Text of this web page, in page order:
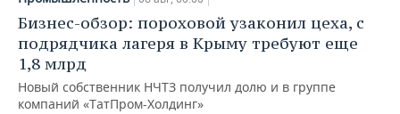
Бизнес-обзор: пороховой узаконил цеха, с
подрядчика лагеря в Крыму требуют еще
1,8 млрд
Новый собственник НЧТЗ получил долю и в группе
компаний «ТатПром-Холдинг»